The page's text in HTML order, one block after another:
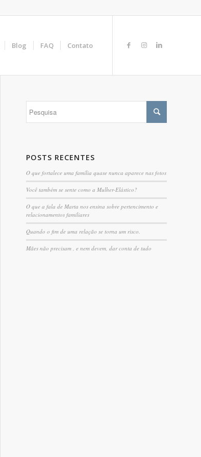
Blog FAQ Contato
POSTS RECENTES
O que fortalece uma família quase nunca aparece nas fotos
Você também se sente como a Mulher-Elástico?
O que a fala de Marta nos ensina sobre pertencimento e
relacionamentos familiares
Quando o fim de uma relação se torna um risco.
Mães não precisam , e nem devem, dar conta de tudo